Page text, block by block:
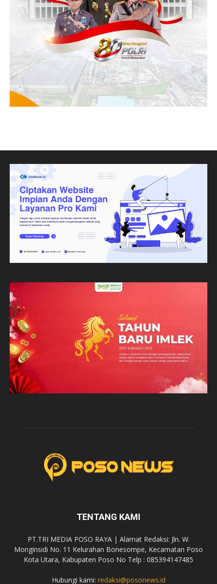
TENTANG KAMI
PT.TRI MEDIA POSO RAYA | Alamat Redaksi: Jln. W.
Monginsidi No. 11 Kelurahan Bonesompe, Kecamatan Poso
Kota Utara, Kabupaten Poso No Telp : 085394147485
Hubungi kami: redaksi@posonews.id